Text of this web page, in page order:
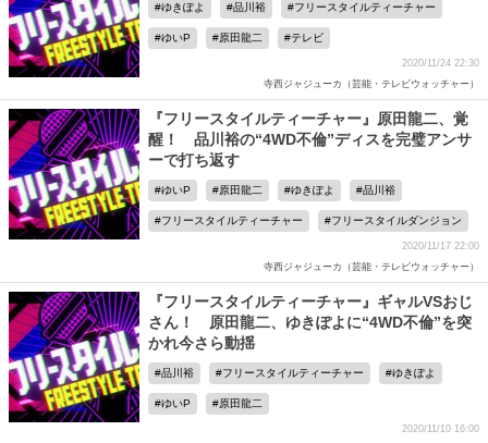
ゆきぽよ 品川裕 フリースタイルティーチャー
ゆいP 原田龍二 テレビ
2020/11/24 22:30
寺西ジャジューカ（芸能・テレビウォッチャー）
『フリースタイルティーチャー』原田龍二、覚
醒！ 品川裕の“4WD不倫”ディスを完璧アンサ
ーで打ち返す
ゆいP 原田龍二 ゆきぽよ 品川裕
フリースタイルティーチャー フリースタイルダンジョン
2020/11/17 22:00
寺西ジャジューカ（芸能・テレビウォッチャー）
『フリースタイルティーチャー』ギャルVSおじ
さん！ 原田龍二、ゆきぽよに“4WD不倫”を突
かれ今さら動揺
品川裕 フリースタイルティーチャー ゆきぽよ
ゆいP 原田龍二
2020/11/10 16:00